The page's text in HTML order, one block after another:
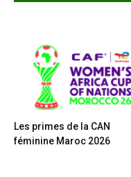
Les primes de la CAN
féminine Maroc 2026